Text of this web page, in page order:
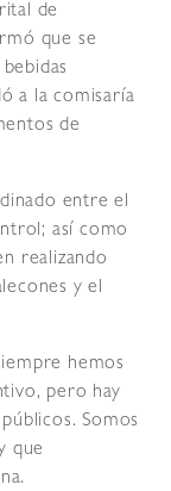
de
que se
a la comisaría
de
entre el
así como
realizando
y el
hemos
pero hay
Somos
que